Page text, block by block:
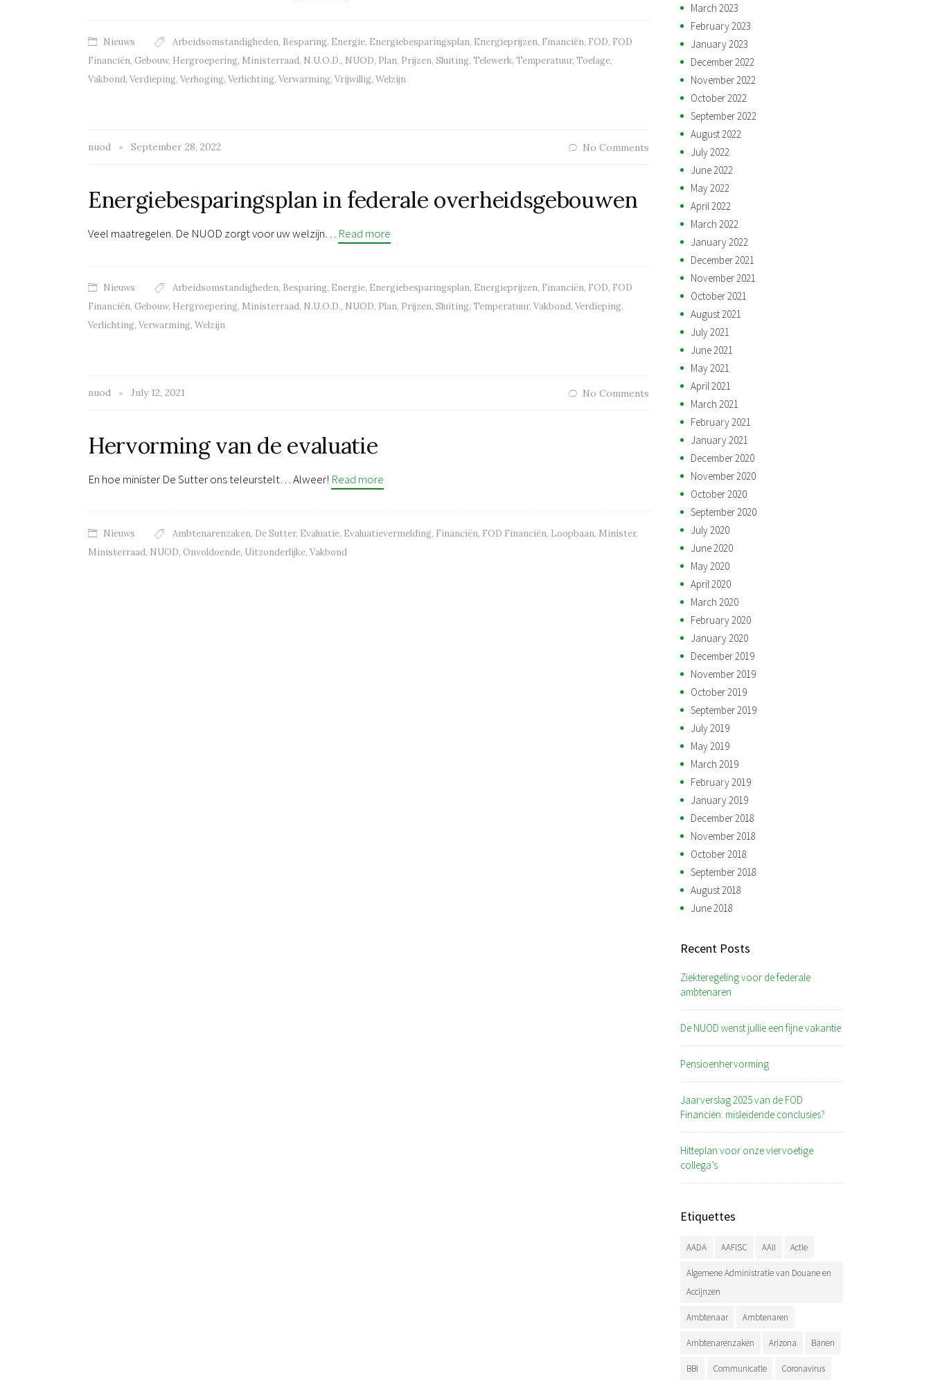
Nieuws Arbeidsomstandigheden, Besparing, Energie, Energiebesparingsplan, Energieprijzen, Financiën, FOD, FOD
Financiën, Gebouw, Hergroepering, Ministerraad, N.U.O.D., NUOD, Plan, Prijzen, Sluiting, Telewerk, Temperatuur, Toelage,
Vakbond, Verdieping, Verhoging, Verlichting, Verwarming, Vrijwillig, Welzijn
nuod September 28, 2022 No Comments
Energiebesparingsplan in federale overheidsgebouwen
Veel maatregelen. De NUOD zorgt voor uw welzijn… Read more
Nieuws Arbeidsomstandigheden, Besparing, Energie, Energiebesparingsplan, Energieprijzen, Financiën, FOD, FOD
Financiën, Gebouw, Hergroepering, Ministerraad, N.U.O.D., NUOD, Plan, Prijzen, Sluiting, Temperatuur, Vakbond, Verdieping,
Verlichting, Verwarming, Welzijn
nuod July 12, 2021 No Comments
Hervorming van de evaluatie
En hoe minister De Sutter ons teleurstelt… Alweer! Read more
Nieuws Ambtenarenzaken, De Sutter, Evaluatie, Evaluatievermelding, Financiën, FOD Financiën, Loopbaan, Minister,
Ministerraad, NUOD, Onvoldoende, Uitzonderlijke, Vakbond
March 2023
February 2023
January 2023
December 2022
November 2022
October 2022
September 2022
August 2022
July 2022
June 2022
May 2022
April 2022
March 2022
January 2022
December 2021
November 2021
October 2021
August 2021
July 2021
June 2021
May 2021
April 2021
March 2021
February 2021
January 2021
December 2020
November 2020
October 2020
September 2020
July 2020
June 2020
May 2020
April 2020
March 2020
February 2020
January 2020
December 2019
November 2019
October 2019
September 2019
July 2019
May 2019
March 2019
February 2019
January 2019
December 2018
November 2018
October 2018
September 2018
August 2018
June 2018
Recent Posts
Ziekteregeling voor de federale
ambtenaren
De NUOD wenst jullie een fijne vakantie
Pensioenhervorming
Jaarverslag 2025 van de FOD
Financiën: misleidende conclusies?
Hitteplan voor onze viervoetige
collega’s
Etiquettes
AADA AAFISC AAII Actie
Algemene Administratie van Douane en
Accijnzen
Ambtenaar Ambtenaren
Ambtenarenzaken Arizona Banen
BBI Communicatie Coronavirus